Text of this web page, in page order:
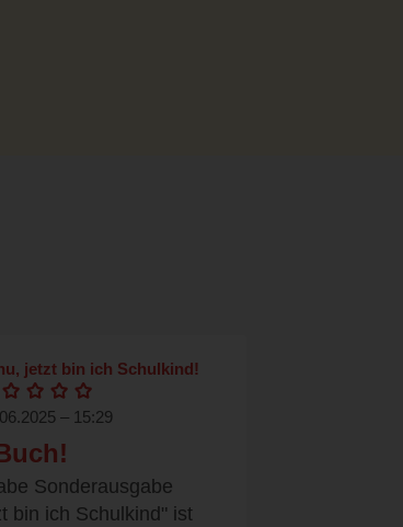
jetzt bin ich Schulkind!
– 15:29
Sonderausgabe
bin ich Schulkind" ist